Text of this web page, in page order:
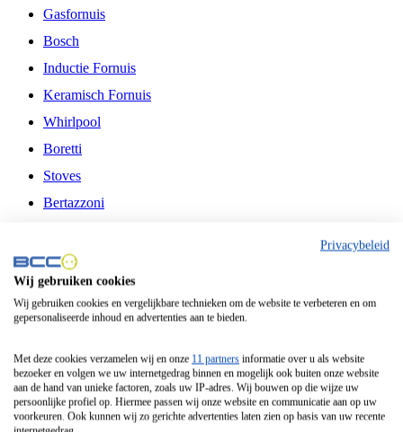
Gasfornuis
Bosch
Inductie Fornuis
Keramisch Fornuis
Whirlpool
Boretti
Stoves
Bertazzoni
Fitelli
Airfryer
Frituurpan
Contactgrill
Broodbakmachine
Broodrooster
Privacybeleid
Wij gebruiken cookies
Wij gebruiken cookies en vergelijkbare technieken om de website te verbeteren en om
gepersonaliseerde inhoud en advertenties aan te bieden.
Met deze cookies verzamelen wij en onze 11 partners informatie over u als website
bezoeker en volgen we uw internetgedrag binnen en mogelijk ook buiten onze website
aan de hand van unieke factoren, zoals uw IP-adres. Wij bouwen op die wijze uw
persoonlijke profiel op. Hiermee passen wij onze website en communicatie aan op uw
voorkeuren. Ook kunnen wij zo gerichte advertenties laten zien op basis van uw recente